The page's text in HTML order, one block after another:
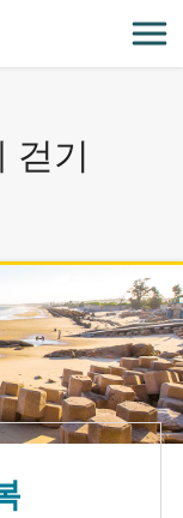
開
걷기